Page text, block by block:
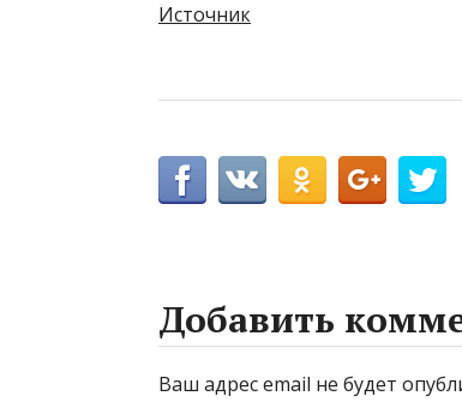
Источник
Добавить
Ваш адрес email не будет